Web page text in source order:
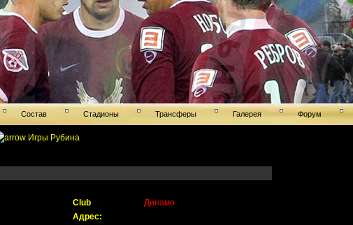
Состав Стадионы Трансферы Галерея Форум
Игры Рубина
Club
Динамо
Адрес: